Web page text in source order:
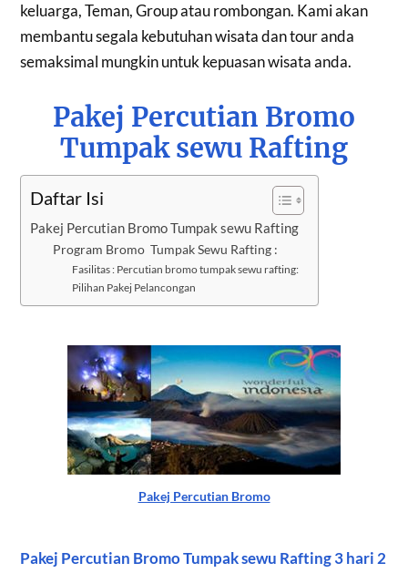
keluarga, Teman, Group atau rombongan. Kami akan
membantu segala kebutuhan wisata dan tour anda
semaksimal mungkin untuk kepuasan wisata anda.
Pakej Percutian Bromo
Tumpak sewu Rafting
Daftar Isi
Pakej Percutian Bromo Tumpak sewu Rafting
Program Bromo Tumpak Sewu Rafting :
Fasilitas : Percutian bromo tumpak sewu rafting:
Pilihan Pakej Pelancongan
Pakej Percutian Bromo
Pakej Percutian Bromo Tumpak sewu Rafting 3 hari 2